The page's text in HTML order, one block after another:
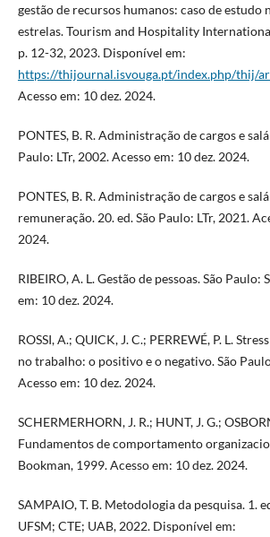
gestão de recursos humanos: caso de estudo
estrelas. Tourism and Hospitality
p. 12-32, 2023. Disponível em:
https://thijournal.isvouga.pt/index.php/thij/
Acesso em: 10 dez. 2024.
PONTES, B. R. Administração de cargos e
Paulo: LTr, 2002. Acesso em: 10 dez. 2024.
PONTES, B. R. Administração de cargos e
remuneração. 20. ed. São Paulo: LTr, 2021.
2024.
RIBEIRO, A. L. Gestão de pessoas. São Paulo:
em: 10 dez. 2024.
ROSSI, A.; QUICK, J. C.; PERREWÉ, P. L.
no trabalho: o positivo e o negativo. São
Acesso em: 10 dez. 2024.
SCHERMERHORN, J. R.; HUNT, J. G.;
Fundamentos de comportamento
Bookman, 1999. Acesso em: 10 dez. 2024.
SAMPAIO, T. B. Metodologia da pesquisa. 1.
UFSM; CTE; UAB, 2022. Disponível em: